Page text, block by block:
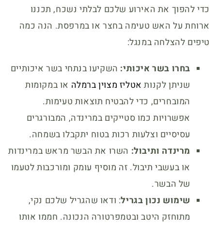
כדי להפוך את האירוע שלכם לבלתי נשכח, תכננו
ארוחת על האש טעימה בחצר או במרפסת. הנה כמה
טיפים להצלחה במנגל:
בחרו בשר איכותי: השקיעו בנתחי בשר איכותיים
שניתן לקנות אטליז מצוין ברמלה או במקומות
המובחרים, כדי להבטיח תוצאות טעימות.
אפשרויות כמו סטייקים במרינדה, המבורגרים
עסיסיים וצלעות רכות בטוח יתקבלו בשמחה.
מרינדה ותיבול: השרו את הבשר מראש במרינדות
או בעשבי תיבול. זה מוסיף עומק ומורכבות לטעמו
של הבשר.
שימוש נכון בגריל: ודאו שהגריל שלכם נקי,
מתוחזק היטב ובטמפרטורה הנכונה. חממו אותו